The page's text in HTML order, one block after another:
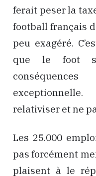
ferait peser la
football français
peu exagéré.
que le foot
relativiser et ne
Les 25.000
pas forcément
plaisent à le